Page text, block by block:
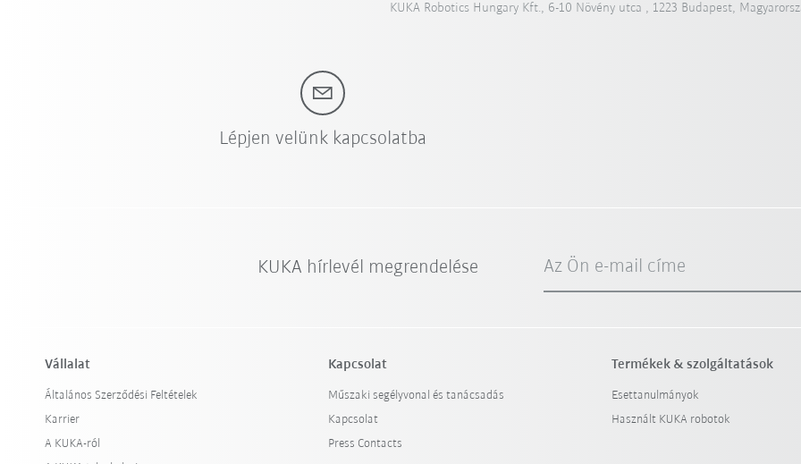
KUKA Robotics Hungary Kft., 6-10 Növény utca , 1223 Budapest,
Lépjen velünk kapcsolatba
KUKA hírlevél megrendelése Az Ön e-mail címe
Vállalat
Általános Szerződési Feltételek
Karrier
A KUKA-ról
Kapcsolat
Műszaki segélyvonal és tanácsadás
Kapcsolat
Press Contacts
Termékek & szolgáltatások
Esettanulmányok
Használt KUKA robotok